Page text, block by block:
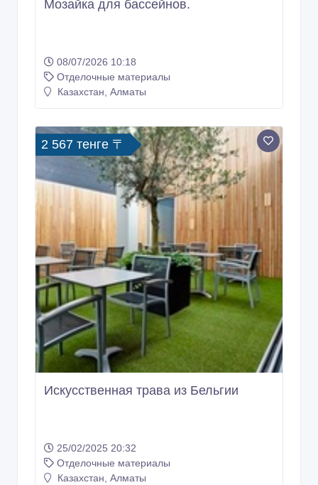
Мозайка для бассейнов.
08/07/2026 10:18
Отделочные материалы
Казахстан, Алматы
2 567 тенге 〒
Искусственная трава из Бельгии
25/02/2025 20:32
Отделочные материалы
Казахстан, Алматы